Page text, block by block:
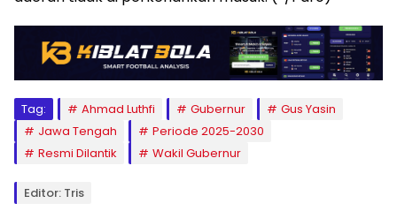
Tag: Ahmad Luthfi Gubernur
Gus Yasin
Jawa Tengah
Periode 2025-2030
Resmi Dilantik
Wakil Gubernur
Editor: Tris